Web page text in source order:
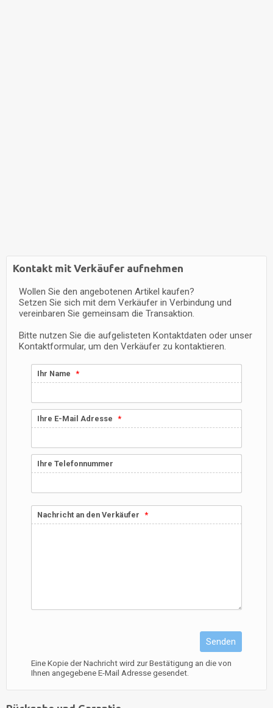
Kontakt mit Verkäufer aufnehmen
Wollen Sie den angebotenen Artikel kaufen?
Setzen Sie sich mit dem Verkäufer in Verbindung und
vereinbaren Sie gemeinsam die Transaktion.
Bitte nutzen Sie die aufgelisteten Kontaktdaten oder unser
Kontaktformular, um den Verkäufer zu kontaktieren.
Ihr Name
Ihre E-Mail Adresse
Ihre Telefonnummer
Nachricht an den Verkäufer
Senden
Eine Kopie der Nachricht wird zur Bestätigung an die von
Ihnen angegebene E-Mail Adresse gesendet.